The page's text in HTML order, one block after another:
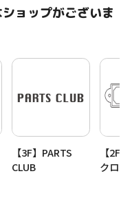
ョップがございま
【3F】PARTS
CLUB
【2F
クロー